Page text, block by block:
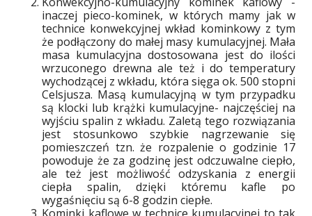
inaczej pieco-kominek, w których mamy jak w
technice konwekcyjnej wkład kominkowy z tym
że podłączony do małej masy kumulacyjnej. Mała
masa kumulacyjna dostosowana jest do ilości
wrzuconego drewna ale też i do temperatury
wychodzącej z wkładu, która sięga ok. 500 stopni
Celsjusza. Masą kumulacyjną w tym przypadku
są klocki lub krążki kumulacyjne- najczęściej na
wyjściu spalin z wkładu. Zaletą tego rozwiązania
jest stosunkowo szybkie nagrzewanie się
pomieszczeń tzn. że rozpalenie o godzinie 17
powoduje że za godzinę jest odczuwalne ciepło,
ale też jest możliwość odzyskania z energii
ciepła spalin, dzięki któremu kafle po
wygaśnięciu są 6-8 godzin ciepłe.